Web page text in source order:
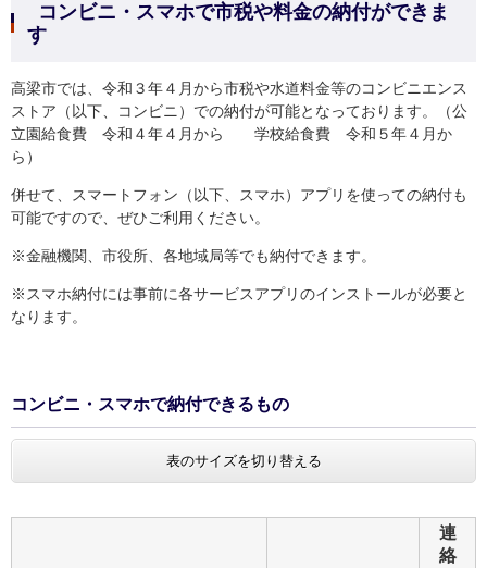
コンビニ・スマホで市税や料金の納付ができま
す
高梁市では、令和３年４月から市税や水道料金等のコンビニエンス
ストア（以下、コンビニ）での納付が可能となっております。（公
立園給食費 令和４年４月から 学校給食費 令和５年４月か
ら）
併せて、スマートフォン（以下、スマホ）アプリを使っての納付も
可能ですので、ぜひご利用ください。
※金融機関、市役所、各地域局等でも納付できます。
※スマホ納付には事前に各サービスアプリのインストールが必要と
なります。
コンビニ・スマホで納付できるもの
表のサイズを切り替える
連
絡